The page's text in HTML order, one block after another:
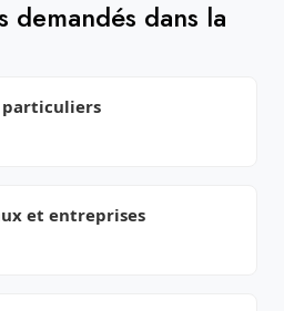
demandés dans la
et entreprises